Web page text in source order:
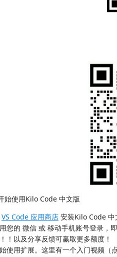
始使用Kilo Code 中文版
VS Code 应用商店 安装Kilo Code 中
您的 微信 或 移动手机账号登录
！以及分享反馈可赢取更多额度！
使用扩展。这里有一个入门视频（